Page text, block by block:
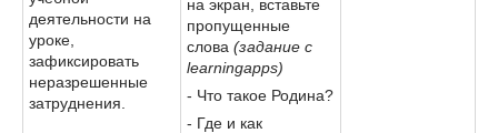
деятельности на
уроке,
зафиксировать
неразрешенные
затруднения.
на экран, вставьте
пропущенные
слова (задание с
learningapps)
- Что такое Родина?
- Где и как